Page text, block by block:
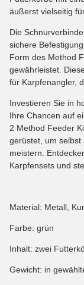
äußerst vielseitig
Die
sichere
Form des Method
gewährleistet.
für Karpfenangler,
Investieren Sie in
Ihre Chancen auf
2 Method Feeder
gerüstet, um selbst
meistern.
Karpfensets und
Material: Metall,
Farbe: grün
Inhalt: zwei
Gewicht: in